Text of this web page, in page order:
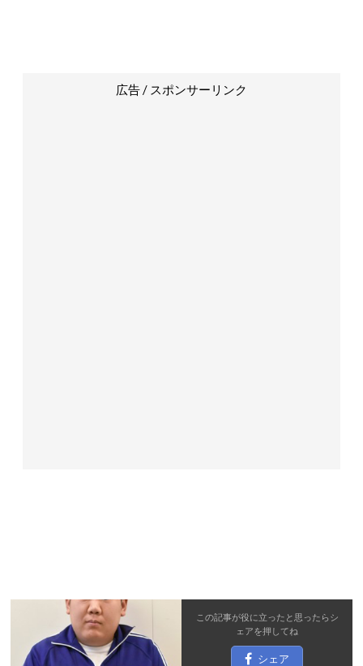
広告 / スポンサーリンク
この記事が役に立ったと思ったらシ
ェアを押してね
シェア